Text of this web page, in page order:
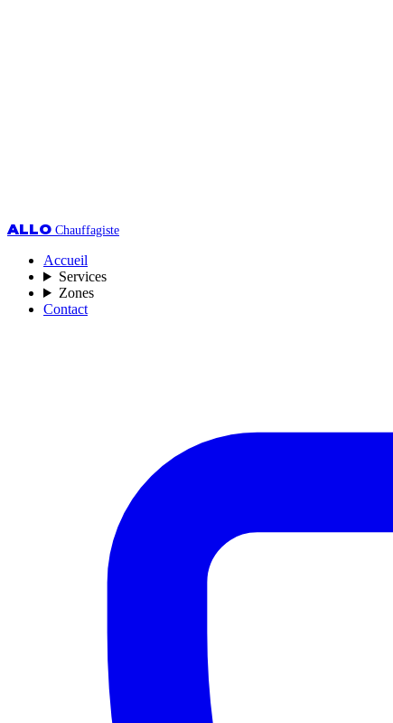
ALLO Chauffagiste
Accueil
Services
Zones
Contact